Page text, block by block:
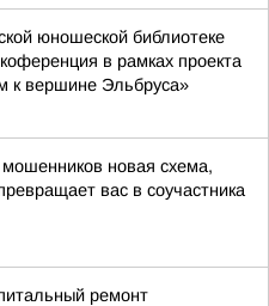
юношеской библиотеке
в рамках проекта
к вершине Эльбруса»
новая схема,
вас в соучастника
ремонт